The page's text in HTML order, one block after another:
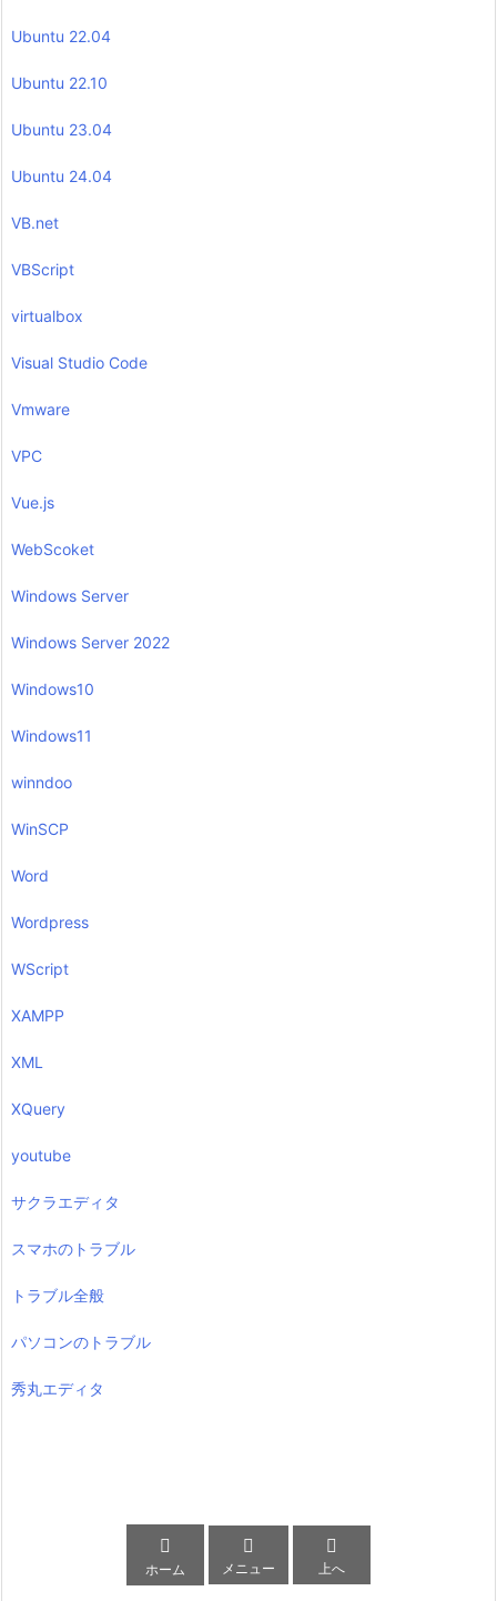
Ubuntu 22.04
Ubuntu 22.10
Ubuntu 23.04
Ubuntu 24.04
VB.net
VBScript
virtualbox
Visual Studio Code
Vmware
VPC
Vue.js
WebScoket
Windows Server
Windows Server 2022
Windows10
Windows11
winndoo
WinSCP
Word
Wordpress
WScript
XAMPP
XML
XQuery
youtube
サクラエディタ
スマホのトラブル
トラブル全般
パソコンのトラブル
秀丸エディタ

ホーム

メニュー

上へ